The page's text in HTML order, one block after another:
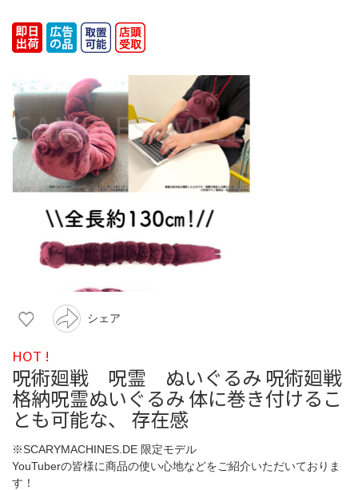
シェア
HOT !
呪術廻戦 呪霊 ぬいぐるみ 呪術廻戦
格納呪霊ぬいぐるみ 体に巻き付けるこ
とも可能な、 存在感
※SCARYMACHINES.DE 限定モデル
YouTuberの皆様に商品の使い心地などをご紹介いただいておりま
す！